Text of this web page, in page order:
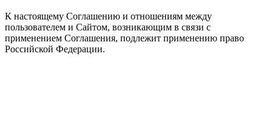
К настоящему Соглашению и отношениям между
пользователем и Сайтом, возникающим в связи с
применением Соглашения, подлежит применению право
Российской Федерации.